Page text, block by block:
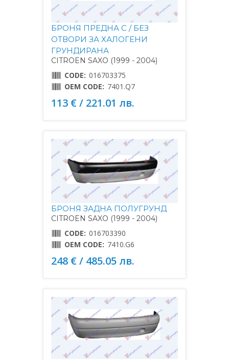
БРОНЯ ПРЕДНА С / БЕЗ
ОТВОРИ ЗА ХАЛОГЕНИ
ГРУНДИРАНА
CITROEN SAXO (1999 - 2004)
CODE: 016703375
OEM CODE: 7401.Q7
113 € / 221.01 лв.
БРОНЯ ЗАДНА ПОЛУГРУНД
CITROEN SAXO (1999 - 2004)
CODE: 016703390
OEM CODE: 7410.G6
248 € / 485.05 лв.